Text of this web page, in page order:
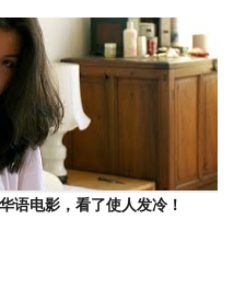
语电影，看了使人发冷！